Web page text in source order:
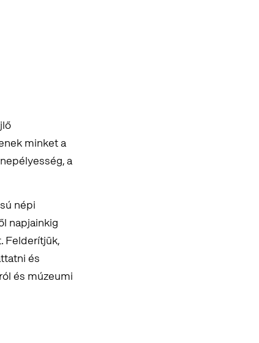
minket a
a
népi
napjainkig
Felderítjük,
és
és múzeumi